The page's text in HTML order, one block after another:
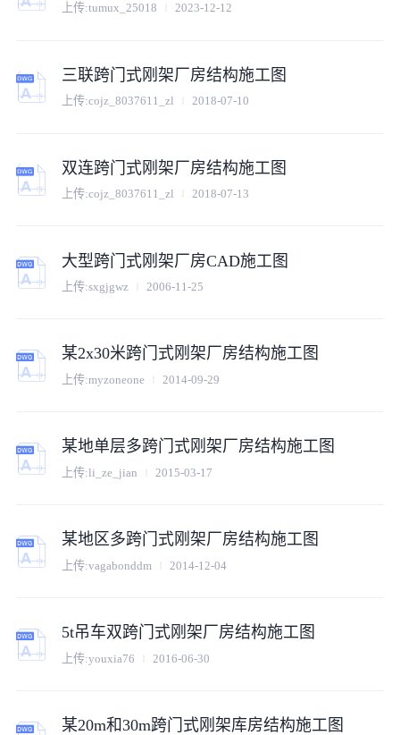
上传:tumux_25018 2023-12-12
三联跨门式刚架厂房结构施工图
上传:cojz_8037611_zl 2018-07-10
双连跨门式刚架厂房结构施工图
上传:cojz_8037611_zl 2018-07-13
大型跨门式刚架厂房CAD施工图
上传:sxgjgwz 2006-11-25
某2x30米跨门式刚架厂房结构施工图
上传:myzoneone 2014-09-29
某地单层多跨门式刚架厂房结构施工图
上传:li_ze_jian 2015-03-17
某地区多跨门式刚架厂房结构施工图
上传:vagabonddm 2014-12-04
5t吊车双跨门式刚架厂房结构施工图
上传:youxia76 2016-06-30
某20m和30m跨门式刚架库房结构施工图